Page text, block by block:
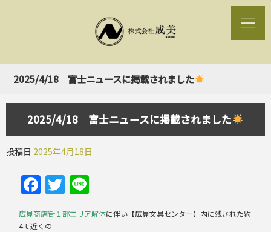
2025/4/18 富士ニュースに掲載されました
2025/4/18 富士ニュースに掲載されました
投稿日 2025年4月18日
Facebook
Twitter
広見商店街１部エリア解体に伴い【広見文具センター】内に残された約
4ｔ近くの